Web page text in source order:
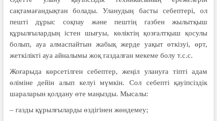
сақтамағандықтан болады. Уланудың басты себептері, ол
пешті дұрыс соқпау және пештің газбен жылытқыш
құрылғылардың істен шығуы, көліктің қозғалтқыш қосулы
болып, ауа алмаспайтын жабық жерде уақыт өткізуі, өрт,
жеткілікті ауа айналымы жоқ газдалған мекеме болу т.с.с.
Жоғарыда көрсетілген себептер, жеңіл улануға тіпті адам
өліміне дейін алып келуі мүмкін. Сол себепті қауіпсіздік
шараларын қолдану өте маңызды. Мысалы:
– газды құрылғыларды өздігі­нен жөндемеу;